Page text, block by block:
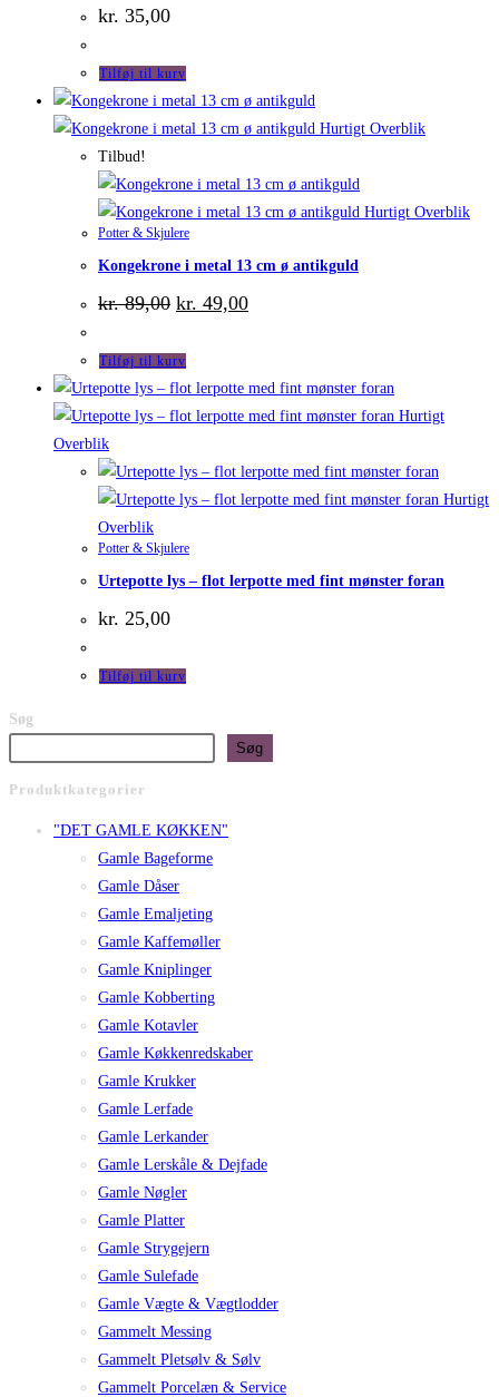
kr. 35,00
Tilføj til kurv
Hurtigt Overblik
Tilbud!
Hurtigt Overblik
Potter & Skjulere
Kongekrone i metal 13 cm ø antikguld
kr.89,00 Den
oprindelige
var:
kr. 89,00.
kr. 49,00Den
aktuelle
kr. 49,00.
Tilføj til kurv
Hurtigt
Overblik
Hurtigt
Overblik
Potter & Skjulere
Urtepotte lys – flot lerpotte med fint mønster foran
kr. 25,00
Tilføj til kurv
Søg
Søg
Produktkategorier
"DET GAMLE KØKKEN"
Gamle Bageforme
Gamle Dåser
Gamle Emaljeting
Gamle Kaffemøller
Gamle Kniplinger
Gamle Kobberting
Gamle Kotavler
Gamle Køkkenredskaber
Gamle Krukker
Gamle Lerfade
Gamle Lerkander
Gamle Lerskåle & Dejfade
Gamle Nøgler
Gamle Platter
Gamle Strygejern
Gamle Sulefade
Gamle Vægte & Vægtlodder
Gammelt Messing
Gammelt Pletsølv & Sølv
Gammelt Porcelæn & Service